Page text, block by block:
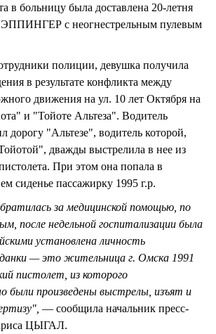
в больницу была доставлена 20-летня
ЭППИНГЕР с неогнестрельным пулевым
полиции, девушка получила
в результате конфликта между
движения на ул. 10 лет Октября на
и "Тойоте Альтеза". Водитель
дорогу "Альтезе", водитель которой,
дважды выстрелила в нее из
При этом она попала в
сиденье пассажирку 1995 г.р.
за медицинской помощью, по
после недельной госпитализации была
установлена личность
— это жительница г. Омска 1991
пистолет, из которого
были произведены выстрелы, изъят и
— сообщила начальник пресс-
ЦЫГАЛ.